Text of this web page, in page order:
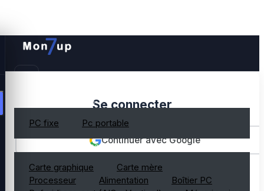
PC gamer occasion
PC fixe Pc portable
Composant PC occasion
Carte graphique
Carte mère
Processeur
Alimentation
Boîtier PC
Se connecter
Continuer avec Google
OU